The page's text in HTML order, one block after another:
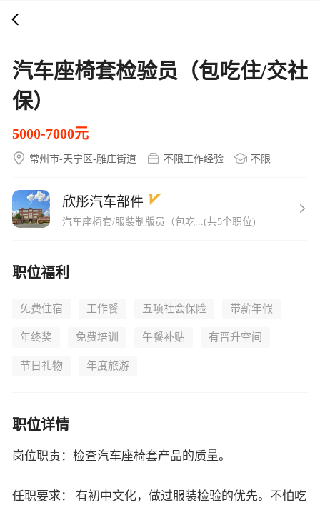
汽车座椅套检验员（包吃住/交社
保）
5000-7000元
常州市-天宁区-雕庄街道 不限工作经验 不限
欣彤汽车部件
汽车座椅套/服装制版员（包吃...(共5个职位)
职位福利
免费住宿 工作餐 五项社会保险 带薪年假
年终奖 免费培训 午餐补贴 有晋升空间
节日礼物 年度旅游
职位详情
岗位职责：检查汽车座椅套产品的质量。
任职要求： 有初中文化，做过服装检验的优先。不怕吃